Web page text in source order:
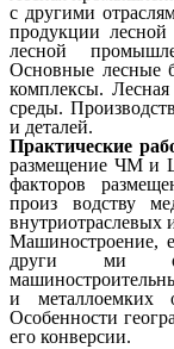
с другими
продукции лесной
лесной
Основные лесные
комплексы.
среды.
и деталей.
Практические
размещение ЧМ и
факторов
произ водству
внутриотраслевых
Машиностроение,
други ми
и металлоемких
Особенности
его конверсии.